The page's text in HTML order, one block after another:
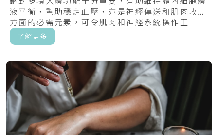
液平衡，幫助穩定血壓，亦是神經傳送和肌肉收縮
方面的必需元素，可令肌肉和神經系統操作正
常。.....
了解更多